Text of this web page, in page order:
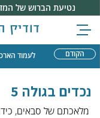
דודיק
נטיעת הברוש של
הקודם לעמוד
נכדים בגולה 5
מלאכתם של סבאים,